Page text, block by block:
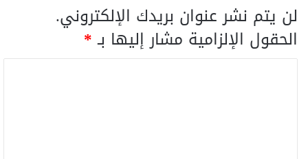
لن يتم نشر عنوان بريدك الإلكتروني.
الحقول الإلزامية مشار إليها بـ*